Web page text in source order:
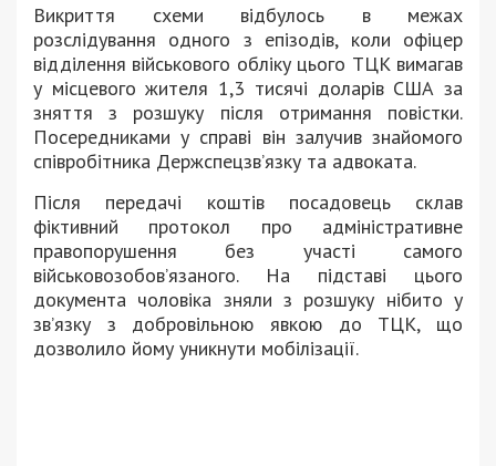
Викриття схеми відбулось в межах
розслідування одного з епізодів, коли офіцер
відділення військового обліку цього ТЦК вимагав
у місцевого жителя 1,3 тисячі доларів США за
зняття з розшуку після отримання повістки.
Посередниками у справі він залучив знайомого
співробітника Держспецзв’язку та адвоката.
Після передачі коштів посадовець склав
фіктивний протокол про адміністративне
правопорушення без участі самого
військовозобов’язаного. На підставі цього
документа чоловіка зняли з розшуку нібито у
зв’язку з добровільною явкою до ТЦК, що
дозволило йому уникнути мобілізації.